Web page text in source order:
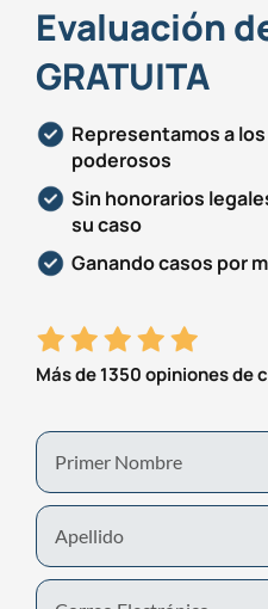
Evaluación
GRATUITA
Representamos a
poderosos
Sin honorarios
su caso
Ganando casos por
Más de 1350 opiniones de
First
Name
Last
Name
Email